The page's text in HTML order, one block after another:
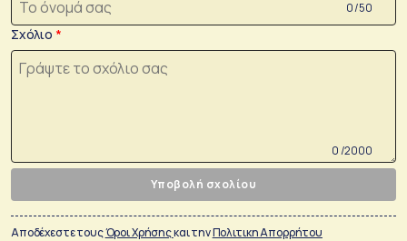
0 /50
Σχόλιο
0 /2000
Υποβολή σχολίου
Αποδέχεστε τουςΌροι Χρήσηςκαι τηνΠολιτικη Απορρήτου